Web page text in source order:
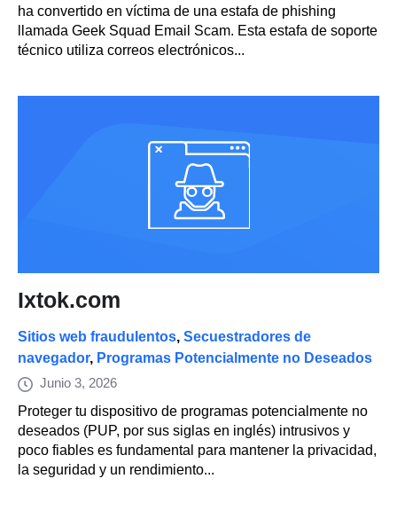
ha convertido en víctima de una estafa de phishing
llamada Geek Squad Email Scam. Esta estafa de soporte
técnico utiliza correos electrónicos...
Ixtok.com
Sitios web fraudulentos, Secuestradores de
navegador, Programas Potencialmente no Deseados
Junio 3, 2026
Proteger tu dispositivo de programas potencialmente no
deseados (PUP, por sus siglas en inglés) intrusivos y
poco fiables es fundamental para mantener la privacidad,
la seguridad y un rendimiento...